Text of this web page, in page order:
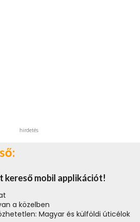
hirdetés
kereső mobil applikációt!
a közelben
Magyar és külföldi úticélok